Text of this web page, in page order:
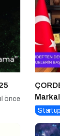
önce
Startup